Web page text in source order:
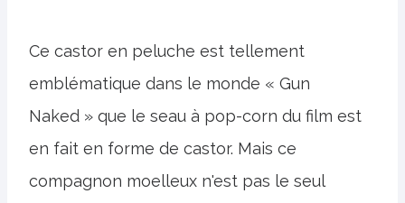
Ce castor en peluche est tellement
emblématique dans le monde « Gun
Naked » que le seau à pop-corn du film est
en fait en forme de castor. Mais ce
compagnon moelleux n'est pas le seul